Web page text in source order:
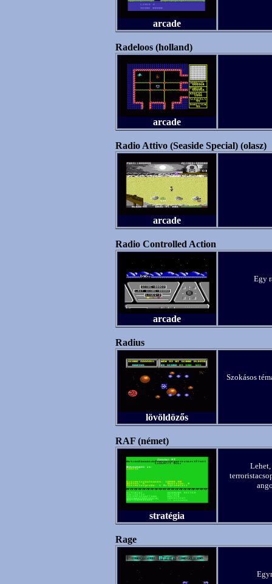
arcade
Radeloos (holland)
arcade
Radio Attivo (Seaside Special) (olasz)
arcade
Radio Controlled Action
arcade
Egy
Radius
lövöldözős
Szokásos
RAF (német)
stratégia
Rage